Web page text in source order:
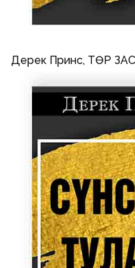
Дерек Принс, ТӨР